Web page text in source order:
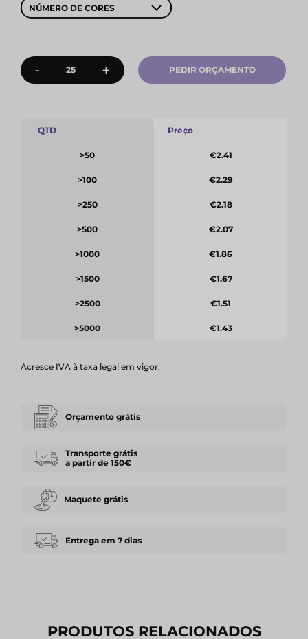
NÚMERO DE CORES
- + PEDIR ORÇAMENTO
QTD
>50
>100
>250
>500
>1000
>1500
>2500
>5000
Preço
€2.41
€2.29
€2.18
€2.07
€1.86
€1.67
€1.51
€1.43
Acresce IVA à taxa legal em vigor.
Orçamento grátis
Transporte grátis
a partir de 150€
Maquete grátis
Entrega em 7 dias
PRODUTOS RELACIONADOS